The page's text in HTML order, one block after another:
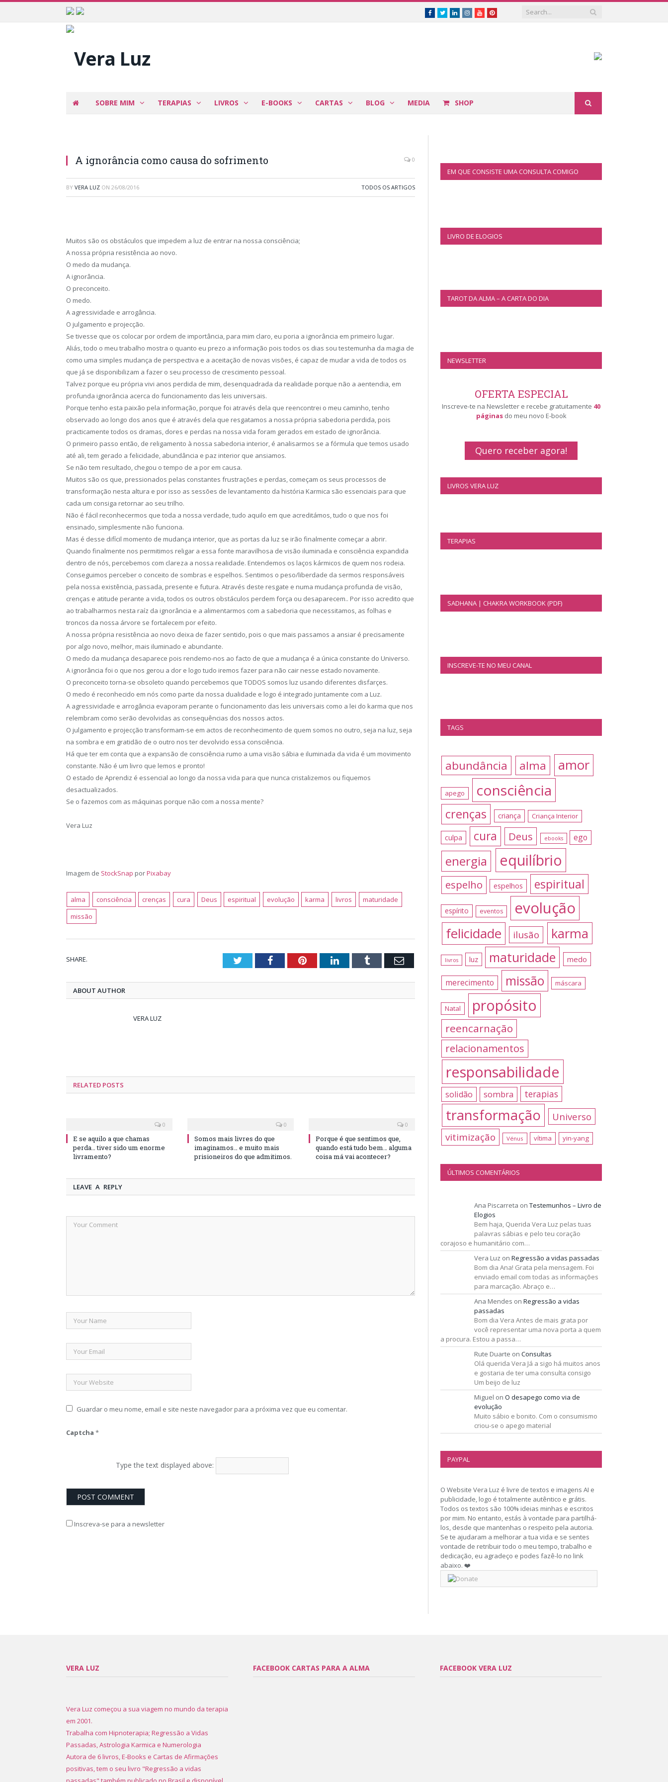
Facebook
TwitterLinkedinInstagram
YoutubePinterest
SOBRE MIM TERAPIAS LIVROS E-BOOKS CARTAS BLOG MEDIA SHOP
A ignorância como causa do sofrimento 0
BY VERA LUZ ON 26/08/2016 TODOS OS ARTIGOS
Muitos são os obstáculos que impedem a luz de entrar na nossa consciência;
A nossa própria resistência ao novo.
O medo da mudança.
A ignorância.
O preconceito.
O medo.
A agressividade e arrogância.
O julgamento e projecção.
Se tivesse que os colocar por ordem de importância, para mim claro, eu poria a ignorância em primeiro lugar.
Aliás, todo o meu trabalho mostra o quanto eu prezo a informação pois todos os dias sou testemunha da magia de
como uma simples mudança de perspectiva e a aceitação de novas visões, é capaz de mudar a vida de todos os
que já se disponibilizam a fazer o seu processo de crescimento pessoal.
Talvez porque eu própria vivi anos perdida de mim, desenquadrada da realidade porque não a aentendia, em
profunda ignorância acerca do funcionamento das leis universais.
Porque tenho esta paixão pela informação, porque foi através dela que reencontrei o meu caminho, tenho
observado ao longo dos anos que é através dela que resgatamos a nossa própria sabedoria perdida, pois
practicamente todos os dramas, dores e perdas na nossa vida foram gerados em estado de ignorância.
O primeiro passo então, de religamento à nossa sabedoria interior, é analisarmos se a fórmula que temos usado
até ali, tem gerado a felicidade, abundância e paz interior que ansiamos.
Se não tem resultado, chegou o tempo de a por em causa.
Muitos são os que, pressionados pelas constantes frustrações e perdas, começam os seus processos de
transformação nesta altura e por isso as sessões de levantamento da história Karmica são essenciais para que
cada um consiga retornar ao seu trilho.
Não é fácil reconhecermos que toda a nossa verdade, tudo aquilo em que acreditámos, tudo o que nos foi
ensinado, simplesmente não funciona.
Mas é desse difícil momento de mudança interior, que as portas da luz se irão finalmente começar a abrir.
Quando finalmente nos permitimos religar a essa fonte maravilhosa de visão iluminada e consciência expandida
dentro de nós, percebemos com clareza a nossa realidade. Entendemos os laços kármicos de quem nos rodeia.
Conseguimos perceber o conceito de sombras e espelhos. Sentimos o peso/liberdade da sermos responsáveis
pela nossa existência, passada, presente e futura. Através deste resgate e numa mudança profunda de visão,
crenças e atitude perante a vida, todos os outros obstáculos perdem força ou desaparecem.. Por isso acredito que
ao trabalharmos nesta raíz da ignorância e a alimentarmos com a sabedoria que necessitamos, as folhas e
troncos da nossa árvore se fortalecem por efeito.
A nossa própria resistência ao novo deixa de fazer sentido, pois o que mais passamos a ansiar é precisamente
por algo novo, melhor, mais iluminado e abundante.
O medo da mudança desaparece pois rendemo-nos ao facto de que a mudança é a única constante do Universo.
A ignorância foi o que nos gerou a dor e logo tudo iremos fazer para não cair nesse estado novamente.
O preconceito torna-se obsoleto quando percebemos que TODOS somos luz usando diferentes disfarçes.
O medo é reconhecido em nós como parte da nossa dualidade e logo é integrado juntamente com a Luz.
A agressividade e arrogância evaporam perante o funcionamento das leis universais como a lei do karma que nos
relembram como serão devolvidas as consequências dos nossos actos.
O julgamento e projecção transformam-se em actos de reconhecimento de quem somos no outro, seja na luz, seja
na sombra e em gratidão de o outro nos ter devolvido essa consciência.
Há que ter em conta que a expansão de consciência rumo a uma visão sábia e iluminada da vida é um movimento
constante. Não é um livro que lemos e pronto!
O estado de Aprendiz é essencial ao longo da nossa vida para que nunca cristalizemos ou fiquemos
desactualizados.
Se o fazemos com as máquinas porque não com a nossa mente?
Vera Luz
Imagem de StockSnap porPixabay
alma consciência crenças cura Deus espiritual evolução karma livros
maturidade
missão
SHARE. TwitterFacebookPinterestLinkedInTumblr Email
ABOUT AUTHOR
VERA LUZ
RELATED POSTS
0
E se aquilo a que chamas
perda… tiver sido um enorme
livramento?
0
Somos mais livres do que
imaginamos… e muito mais
prisioneiros do que admitimos.
0
Porque é que sentimos que,
quando está tudo bem… alguma
coisa má vai acontecer?
LEAVE A REPLY
Guardar o meu nome, email e site neste navegador para a próxima vez que eu comentar.
Captcha *
Type the text displayed above:
Inscreva-se para a newsletter
EM QUE CONSISTE UMA CONSULTA COMIGO
LIVRO DE ELOGIOS
TAROT DA ALMA – A CARTA DO DIA
NEWSLETTER
OFERTA ESPECIAL
Inscreve-te na Newsletter e recebe gratuitamente 40
páginasdo meu novo E-book
Quero receber agora!
LIVROS VERA LUZ
TERAPIAS
SADHANA | CHAKRA WORKBOOK (PDF)
INSCREVE-TE NO MEU CANAL
TAGS
abundância alma amor
apego consciência
crenças criança Criança Interior
culpa cura Deus ebooks ego
energia equilíbrio
espelho espelhos espiritual
espírito eventos evolução
felicidade ilusão karma
livros luz maturidade medo
merecimento missão máscara
Natal propósito
reencarnação
relacionamentos
responsabilidade
solidão sombra terapias
transformação Universo
vitimização Vénus vítima yin-yang
ÚLTIMOS COMENTÁRIOS
Ana Piscarreta on Testemunhos – Livro de
Elogios
Bem haja, Querida Vera Luz pelas tuas
palavras sábias e pelo teu coração
corajoso e humanitário com…
Vera Luz on Regressão a vidas passadas
Bom dia Ana! Grata pela mensagem. Foi
enviado email com todas as informações
para marcação. Abraço e…
Ana Mendes on Regressão a vidas
passadas
Bom dia Vera Antes de mais grata por
você representar uma nova porta a quem
a procura. Estou a passa…
Rute Duarte on Consultas
Olá querida Vera Já a sigo há muitos anos
e gostaria de ter uma consulta consigo
Um beijo de luz
Miguel on O desapego como via de
evolução
Muito sábio e bonito. Com o consumismo
criou-se o apego material
PAYPAL
O Website Vera Luz é livre de textos e imagens AI e
publicidade, logo é totalmente autêntico e grátis.
Todos os textos são 100% ideias minhas e escritos
por mim. No entanto, estás à vontade para partilhá-
los, desde que mantenhas o respeito pela autoria.
Se te ajudaram a melhorar a tua vida e se sentes
vontade de retribuir todo o meu tempo, trabalho e
dedicação, eu agradeço e podes fazê-lo no link
abaixo. ❤️
VERA LUZ
Vera Luz começou a sua viagem no mundo da terapia
em 2001.
Trabalha com Hipnoterapia; Regressão a Vidas
Passadas, Astrologia Karmica e Numerologia
Autora de 6 livros, E-Books e Cartas de Afirmações
positivas, tem o seu livro "Regressão a vidas
FACEBOOK CARTAS PARA A ALMA FACEBOOK VERA LUZ